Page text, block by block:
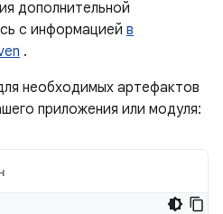
дополнительной
с информацией в
.
необходимых артефактов
приложения или модуля: